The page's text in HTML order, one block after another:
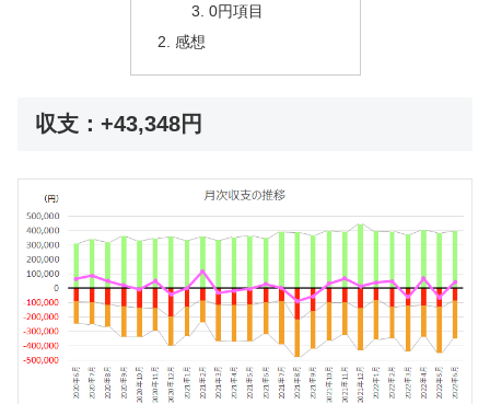
0円項目
感想
収支：+43,348円